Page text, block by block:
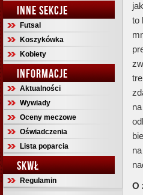
INNE SEKCJE
Futsal
Koszykówka
Kobiety
INFORMACJE
Aktualności
Wywiady
Oceny meczowe
Oświadczenia
Lista poparcia
SKWŁ
Regulamin
to
O